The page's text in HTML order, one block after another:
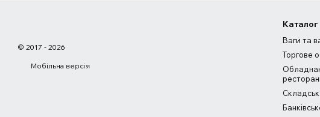
© 2017 - 2026
Мобільна версія
Каталог
Ваги та
Торгове